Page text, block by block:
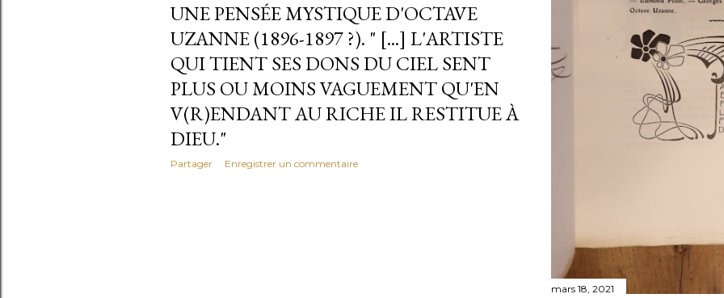
UNE PENSÉE MYSTIQUE D'OCTAVE
UZANNE (1896-1897 ?). " [...] L'ARTISTE
QUI TIENT SES DONS DU CIEL SENT
PLUS OU MOINS VAGUEMENT QU'EN
V(R)ENDANT AU RICHE IL RESTITUE À
DIEU."
Partager Enregistrer un commentaire
mars 18, 2021